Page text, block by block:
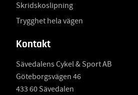
Skridskoslipning
Trygghet hela vägen
Kontakt
Sävedalens Cykel & Sport AB
Göteborgsvägen 46
433 60 Sävedalen